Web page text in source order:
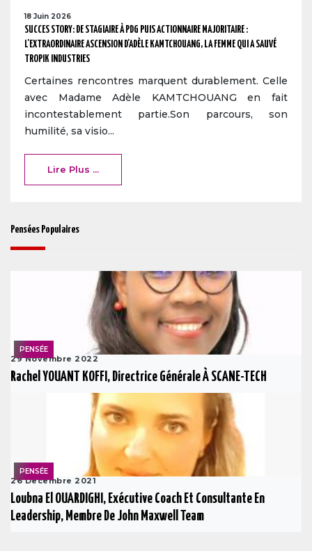
18 Juin 2026
SUCCES STORY: DE STAGIAIRE À PDG PUIS ACTIONNAIRE MAJORITAIRE :
L'EXTRAORDINAIRE ASCENSION D'ADÈLE KAMTCHOUANG, LA FEMME QUI A SAUVÉ
TROPIK INDUSTRIES
Certaines rencontres marquent durablement. Celle
avec Madame Adèle KAMTCHOUANG en fait
incontestablement partie.Son parcours, son
humilité, sa visio...
Lire Plus ...
Pensées Populaires
PENSÉE
29 Novembre 2022
Rachel YOUANT KOFFI, Directrice Générale À SCANE-TECH
PENSÉE
26 Decembre 2021
Loubna El OUARDIGHI, Exécutive Coach Et Consultante En
Leadership, Membre De John Maxwell Team